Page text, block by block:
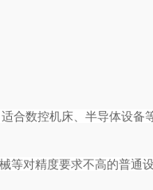
合数控机床、半导体设备
等对精度要求不高的普通设